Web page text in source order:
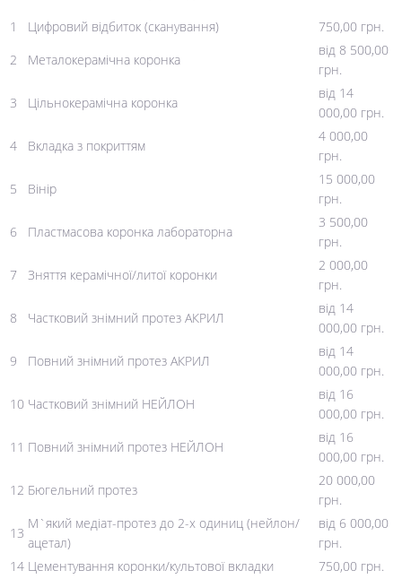
1 Цифровий відбиток (сканування)
750,00 грн.
2
Металокерамічна коронка
від 8 500,00
грн.
3
Цільнокерамічна коронка
від 14
000,00 грн.
4
Вкладка з покриттям
4 000,00
грн.
5
Вінір
15 000,00
грн.
6
Пластмасова коронка лабораторна
3 500,00
грн.
7
Зняття керамічної/литої коронки
2 000,00
грн.
8
Частковий знімний протез АКРИЛ
від 14
000,00 грн.
9
Повний знімний протез АКРИЛ
від 14
000,00 грн.
10 Частковий знімний НЕЙЛОН
від 16
000,00 грн.
11 Повний знімний протез НЕЙЛОН
від 16
000,00 грн.
12 Бюгельний протез
20 000,00
грн.
13
М`який медіат-протез до 2-х одиниц (нейлон/
ацетал)
від 6 000,00
грн.
14 Цементування коронки/культової вкладки
750,00 грн.